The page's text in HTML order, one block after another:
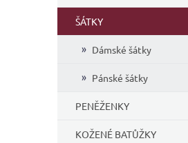
í
ŠÁTKY
Dámské šátky
Pánské šátky
PENĚŽENKY
KOŽENÉ BATŮŽKY